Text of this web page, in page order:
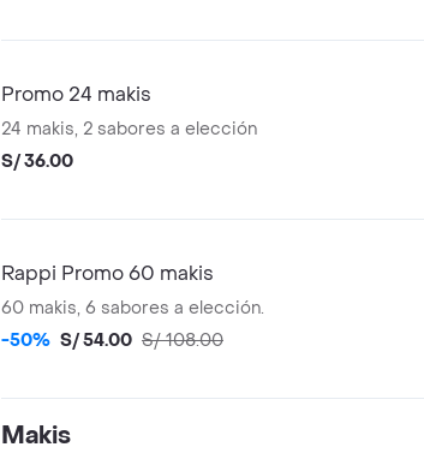
Promo 24 makis
24 makis, 2 sabores a elección
S/ 36.00
Rappi Promo 60 makis
60 makis, 6 sabores a elección.
-50% S/ 54.00 S/ 108.00
Makis